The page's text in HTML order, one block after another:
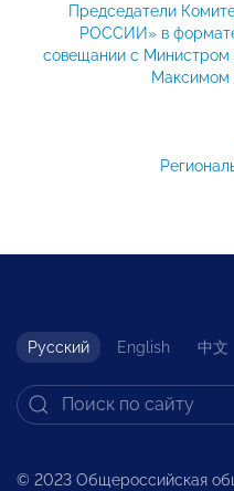
Председатели
РОССИИ» в
совещании с Министром
Максимом
Русский English 中文
© 2023 Общероссийская